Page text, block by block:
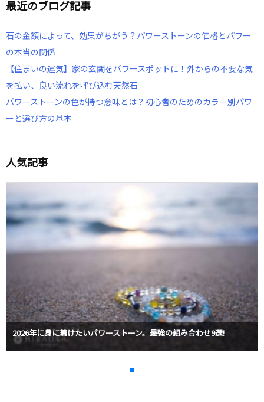
最近のブログ記事
石の金額によって、効果がちがう？パワーストーンの価格とパワー
の本当の関係
【住まいの運気】家の玄関をパワースポットに！外からの不要な気
を払い、良い流れを呼び込む天然石
パワーストーンの色が持つ意味とは？初心者のためのカラー別パワ
ーと選び方の基本
人気記事
2026年に身に着けたいパワーストーン。最強の組み合わせ9選!